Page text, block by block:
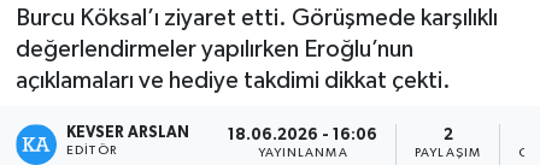
Burcu Köksal’ı ziyaret etti. Görüşmede karşılıklı
değerlendirmeler yapılırken Eroğlu’nun
açıklamaları ve hediye takdimi dikkat çekti.
KEVSER ARSLAN
EDITÖR
18.06.2026 - 16:06
YAYINLANMA
2
PAYLAŞIM
Eğitim
Sağlık
Teknoloji
Tüm Manşetler
Son Dakika Haberleri
Haber Arşivi